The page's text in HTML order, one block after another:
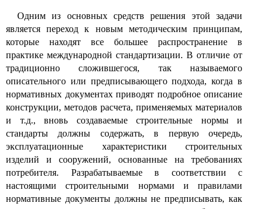
Одним из основных средств решения этой задачи
является переход к новым методическим принципам,
которые находят все большее распространение в
практике международной стандартизации. В отличие от
традиционно сложившегося, так называемого
описательного или предписывающего подхода, когда в
нормативных документах приводят подробное описание
конструкции, методов расчета, применяемых материалов
и т.д., вновь создаваемые строительные нормы и
стандарты должны содержать, в первую очередь,
эксплуатационные характеристики строительных
изделий и сооружений, основанные на требованиях
потребителя. Разрабатываемые в соответствии с
настоящими строительными нормами и правилами
нормативные документы должны не предписывать, как